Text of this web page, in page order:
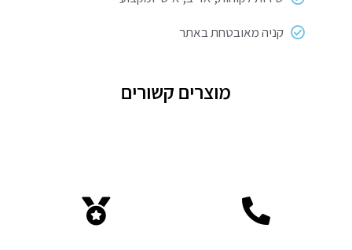
קניה מאובטחת באתר
מוצרים קשורים